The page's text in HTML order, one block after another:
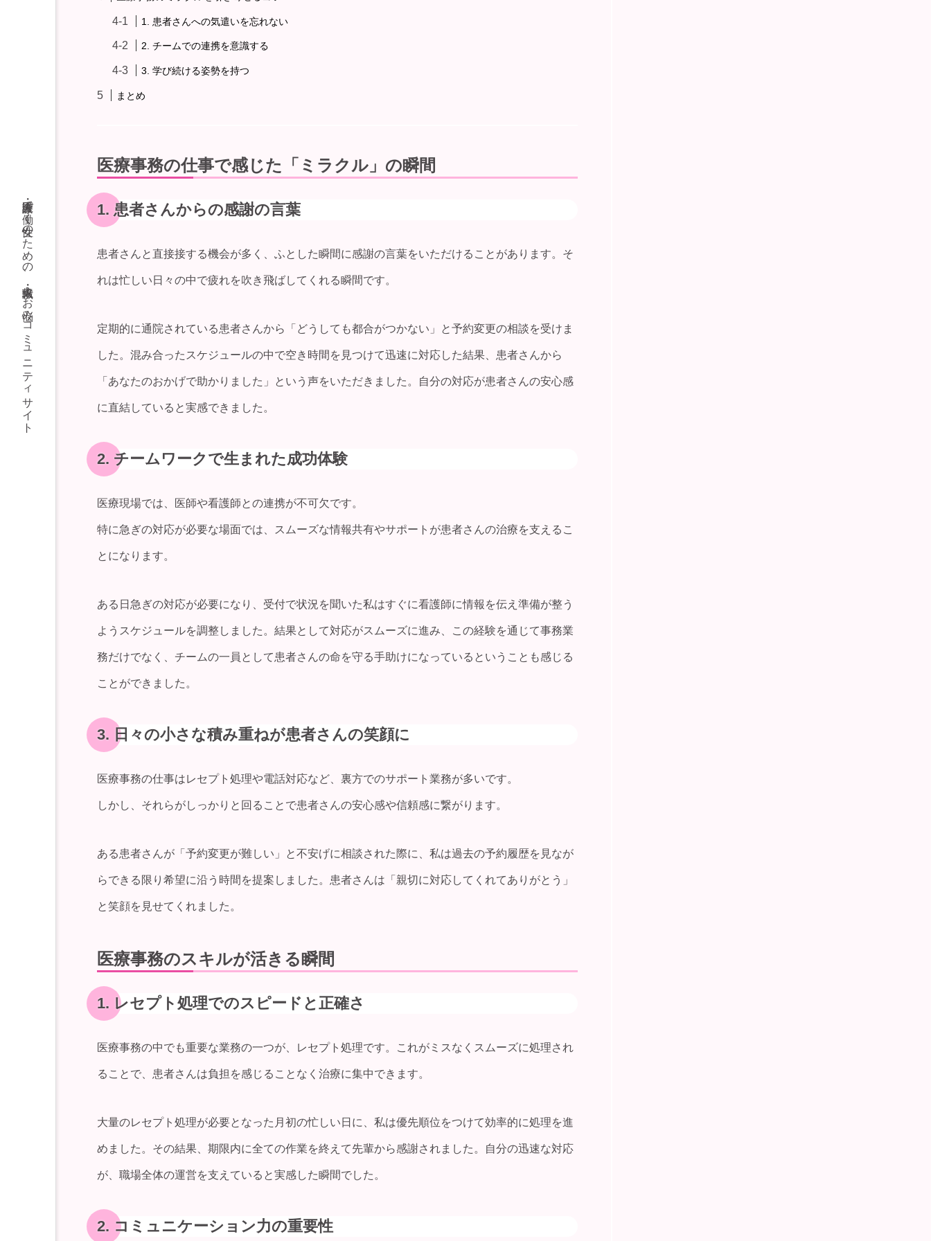
医療・介護で働く女性のための、求人・転職＆お悩みコミュニティサイト
1. 患者さんへの気遣いを忘れない
2. チームでの連携を意識する
3. 学び続ける姿勢を持つ
まとめ
医療事務の仕事で感じた「ミラクル」の瞬間
1. 患者さんからの感謝の言葉
患者さんと直接接する機会が多く、ふとした瞬間に感謝の言葉をいただけることがあります。そ
れは忙しい日々の中で疲れを吹き飛ばしてくれる瞬間です。
定期的に通院されている患者さんから「どうしても都合がつかない」と予約変更の相談を受けま
した。混み合ったスケジュールの中で空き時間を見つけて迅速に対応した結果、患者さんから
「あなたのおかげで助かりました」という声をいただきました。自分の対応が患者さんの安心感
に直結していると実感できました。
2. チームワークで生まれた成功体験
医療現場では、医師や看護師との連携が不可欠です。
特に急ぎの対応が必要な場面では、スムーズな情報共有やサポートが患者さんの治療を支えるこ
とになります。
ある日急ぎの対応が必要になり、受付で状況を聞いた私はすぐに看護師に情報を伝え準備が整う
ようスケジュールを調整しました。結果として対応がスムーズに進み、この経験を通じて事務業
務だけでなく、チームの一員として患者さんの命を守る手助けになっているということも感じる
ことができました。
3. 日々の小さな積み重ねが患者さんの笑顔に
医療事務の仕事はレセプト処理や電話対応など、裏方でのサポート業務が多いです。
しかし、それらがしっかりと回ることで患者さんの安心感や信頼感に繋がります。
ある患者さんが「予約変更が難しい」と不安げに相談された際に、私は過去の予約履歴を見なが
らできる限り希望に沿う時間を提案しました。患者さんは「親切に対応してくれてありがとう」
と笑顔を見せてくれました。
医療事務のスキルが活きる瞬間
1. レセプト処理でのスピードと正確さ
医療事務の中でも重要な業務の一つが、レセプト処理です。これがミスなくスムーズに処理され
ることで、患者さんは負担を感じることなく治療に集中できます。
大量のレセプト処理が必要となった月初の忙しい日に、私は優先順位をつけて効率的に処理を進
めました。その結果、期限内に全ての作業を終えて先輩から感謝されました。自分の迅速な対応
が、職場全体の運営を支えていると実感した瞬間でした。
2. コミュニケーション力の重要性